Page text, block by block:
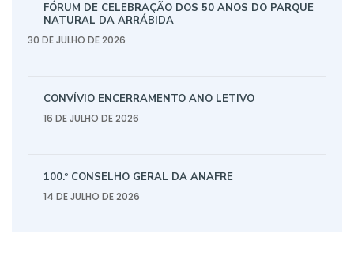
FÓRUM DE CELEBRAÇÃO DOS 50 ANOS DO PARQUE
NATURAL DA ARRÁBIDA
30 DE JULHO DE 2026
CONVÍVIO ENCERRAMENTO ANO LETIVO
16 DE JULHO DE 2026
100.º CONSELHO GERAL DA ANAFRE
14 DE JULHO DE 2026